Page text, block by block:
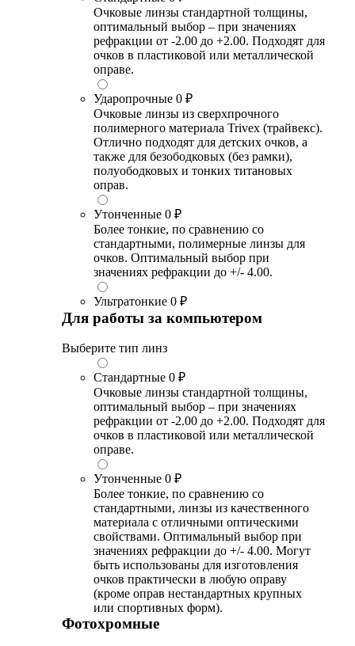
Очковые линзы стандартной толщины,
оптимальный выбор – при значениях
рефракции от -2.00 до +2.00. Подходят для
очков в пластиковой или металлической
оправе.
Ударопрочные 0 ₽
Очковые линзы из сверхпрочного
полимерного материала Trivex (трайвекс).
Отлично подходят для детских очков, а
также для безободковых (без рамки),
полуободковых и тонких титановых
оправ.
Утонченные 0 ₽
Более тонкие, по сравнению со
стандартными, полимерные линзы для
очков. Оптимальный выбор при
значениях рефракции до +/- 4.00.
Ультратонкие 0 ₽
Для работы за компьютером
Выберите тип линз
Стандартные 0 ₽
Очковые линзы стандартной толщины,
оптимальный выбор – при значениях
рефракции от -2.00 до +2.00. Подходят для
очков в пластиковой или металлической
оправе.
Утонченные 0 ₽
Более тонкие, по сравнению со
стандартными, линзы из качественного
материала с отличными оптическими
свойствами. Оптимальный выбор при
значениях рефракции до +/- 4.00. Могут
быть использованы для изготовления
очков практически в любую оправу
(кроме оправ нестандартных крупных
или спортивных форм).
Фотохромные